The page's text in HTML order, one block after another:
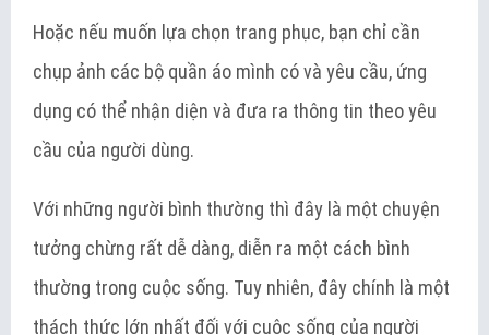
Hoặc nếu muốn lựa chọn trang phục, bạn chỉ cần
chụp ảnh các bộ quần áo mình có và yêu cầu, ứng
dụng có thể nhận diện và đưa ra thông tin theo yêu
cầu của người dùng.
Với những người bình thường thì đây là một chuyện
tưởng chừng rất dễ dàng, diễn ra một cách bình
thường trong cuộc sống. Tuy nhiên, đây chính là một
thách thức lớn nhất đối với cuộc sống của người